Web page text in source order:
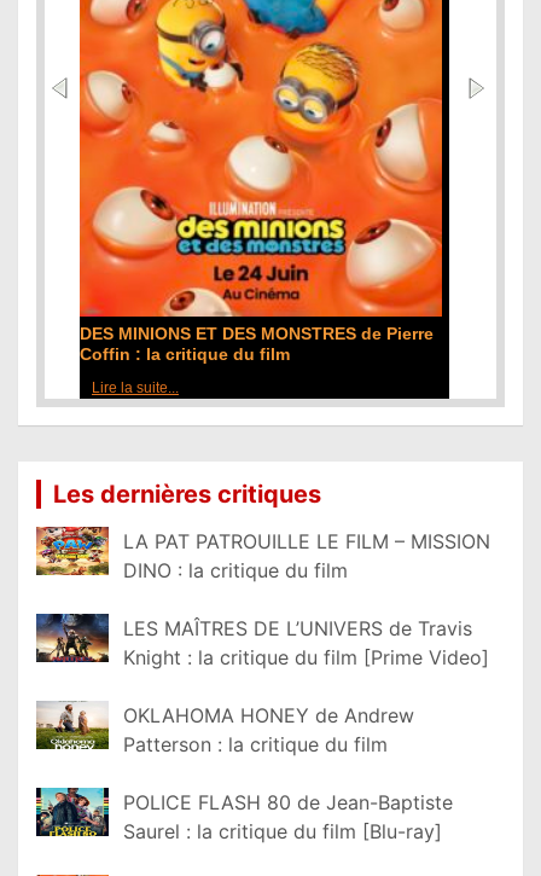
L'ODYSSÉE de Christopher Nolan : la
critique du film
Lire la suite...
Les dernières critiques
LA PAT PATROUILLE LE FILM – MISSION
DINO : la critique du film
LES MAÎTRES DE L’UNIVERS de Travis
Knight : la critique du film [Prime Video]
OKLAHOMA HONEY de Andrew
Patterson : la critique du film
POLICE FLASH 80 de Jean-Baptiste
Saurel : la critique du film [Blu-ray]